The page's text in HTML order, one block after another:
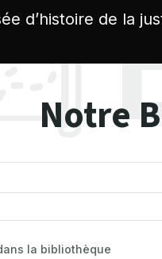
d’histoire de la
Notre